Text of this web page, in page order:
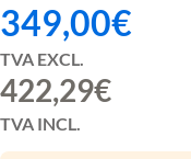
349,00€
TVA EXCL.
422,29€
TVA INCL.